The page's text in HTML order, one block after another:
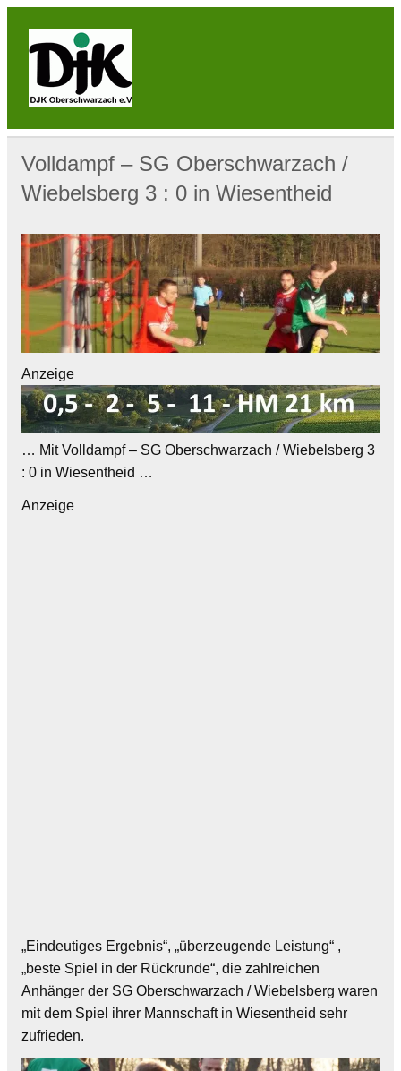
Skip
BEWEGEN! … Sport & Engagement
Volldampf – SG Oberschwarzach /
Wiebelsberg 3 : 0 in Wiesentheid
Anzeige
… Mit Volldampf – SG Oberschwarzach / Wiebelsberg 3
: 0 in Wiesentheid …
Anzeige
„Eindeutiges Ergebnis“, „überzeugende Leistung“ ,
„beste Spiel in der Rückrunde“, die zahlreichen
Anhänger der SG Oberschwarzach / Wiebelsberg waren
mit dem Spiel ihrer Mannschaft in Wiesentheid sehr
zufrieden.